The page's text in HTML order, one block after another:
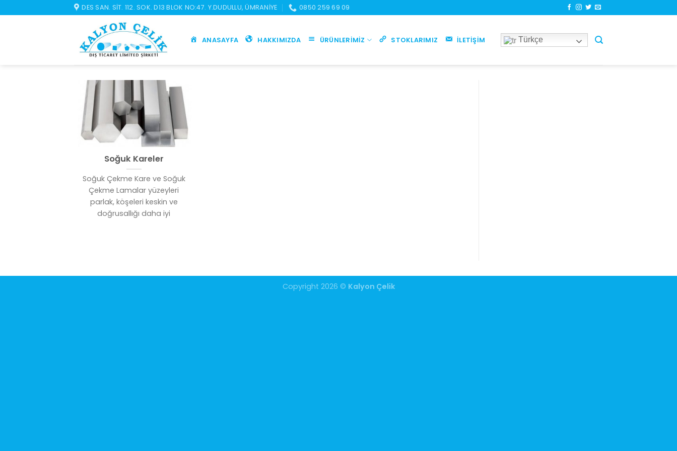
atla
DES SAN. SIT. 112. SOK. D13 BLOK NO:47. Y.DUDULLU, ÜMRANIYE 0850 259 69 09
ANASAYFA HAKKIMIZDA ÜRÜNLERIMIZ STOKLARIMIZ İLETIŞIM Türkçe
Soğuk Kareler
Soğuk Çekme Kare ve Soğuk
Çekme Lamalar yüzeyleri
parlak, köşeleri keskin ve
doğrusallığı daha iyi
Copyright 2026 © Kalyon Çelik